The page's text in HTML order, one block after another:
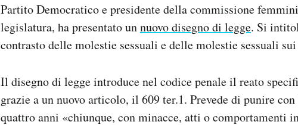
Partito Democratico e presidente della commissione
legislatura, ha presentato unnuovo disegno di legge. Si
contrasto delle molestie sessuali e delle molestie sessuali
Il disegno di legge introduce nel codice penale il reato
grazie a un nuovo articolo, il 609 ter.1. Prevede di punire
quattro anni «chiunque, con minacce, atti o comportamenti